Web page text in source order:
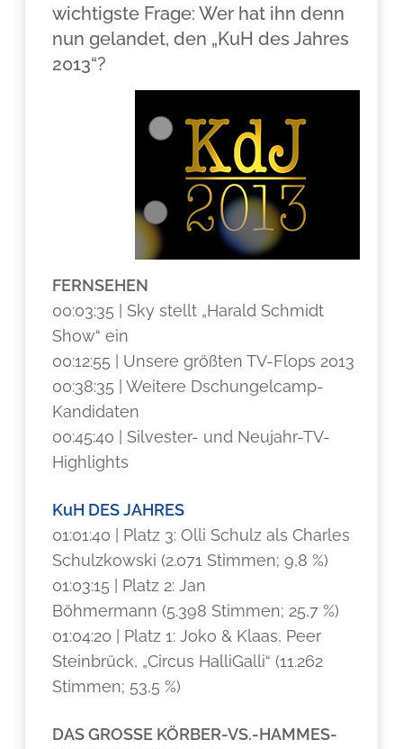
wichtigste Frage: Wer hat ihn denn
nun gelandet, den „KuH des Jahres
2013“?
FERNSEHEN
00:03:35 | Sky stellt „Harald Schmidt
Show“ ein
00:12:55 | Unsere größten TV-Flops 2013
00:38:35 | Weitere Dschungelcamp-
Kandidaten
00:45:40 | Silvester- und Neujahr-TV-
Highlights
KuH DES JAHRES
01:01:40 | Platz 3: Olli Schulz als Charles
Schulzkowski (2.071 Stimmen; 9,8 %)
01:03:15 | Platz 2: Jan
Böhmermann (5.398 Stimmen; 25,7 %)
01:04:20 | Platz 1: Joko & Klaas, Peer
Steinbrück, „Circus HalliGalli“ (11.262
Stimmen; 53,5 %)
DAS GROSSE KÖRBER-VS.-HAMMES-